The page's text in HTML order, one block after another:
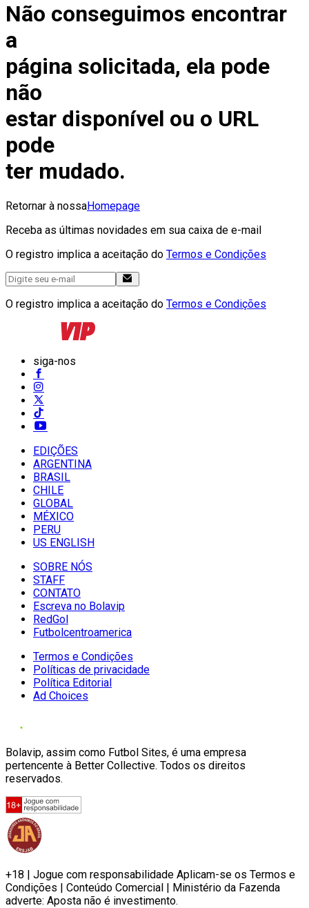
Não conseguimos encontrar
a
página solicitada, ela pode
não
estar disponível ou o URL
pode
ter mudado.
Retornar à nossaHomepage
Receba as últimas novidades em sua caixa de e-mail
O registro implica a aceitação do Termos e Condições
O registro implica a aceitação do Termos e Condições
siga-nos
EDIÇÕES
ARGENTINA
BRASIL
CHILE
GLOBAL
MÉXICO
PERU
US ENGLISH
SOBRE NÓS
STAFF
CONTATO
Escreva no Bolavip
RedGol
Futbolcentroamerica
Termos e Condições
Políticas de privacidade
Política Editorial
Ad Choices
Bolavip, assim como Futbol Sites, é uma empresa
pertencente à Better Collective. Todos os direitos
reservados.
+18 | Jogue com responsabilidade Aplicam-se os Termos e
Condições | Conteúdo Comercial | Ministério da Fazenda
adverte: Aposta não é investimento.